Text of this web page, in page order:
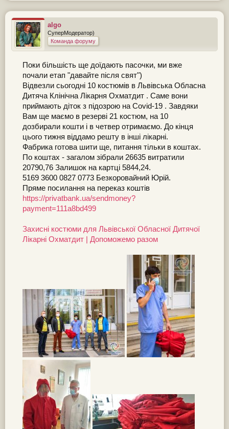
algo
СуперМодератор)
Команда форуму
Поки більшість ще доїдають пасочки, ми вже
почали етап "давайте після свят")
Відвезли сьогодні 10 костюмів в Львівська Обласна
Дитяча Клінічна Лікарня Охматдит . Саме вони
приймають діток з підозрою на Covid-19 . Завдяки
Вам ще маємо в резерві 21 костюм, на 10
дозбирали кошти і в четвер отримаємо. До кінця
цього тижня віддамо решту в інші лікарні.
Фабрика готова шити ще, питання тільки в коштах.
По коштах - загалом зібрали 26635 витратили
20790,76 Залишок на картці 5844,24.
5169 3600 0827 0773 Безкоровайний Юрій.
Пряме посилання на переказ коштів
https://privatbank.ua/sendmoney?
payment=111a8bd499
Захисні костюми для Львівської Обласної Дитячої
Лікарні Охматдит | Допоможемо разом